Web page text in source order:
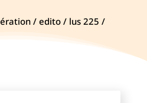
/ edito / lus 225 /